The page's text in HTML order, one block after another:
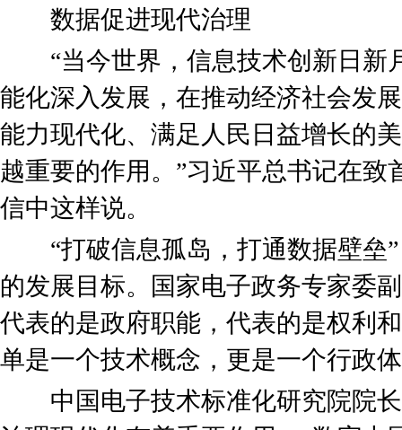
数据促进现代治理
“当今世界，信息技术创新日新
能化深入发展，在推动经济社会发
能力现代化、满足人民日益增长的
越重要的作用。”习近平总书记在致
信中这样说。
“打破信息孤岛，打通数据壁垒”
的发展目标。国家电子政务专家委
代表的是政府职能，代表的是权利
单是一个技术概念，更是一个行政
中国电子技术标准化研究院院长